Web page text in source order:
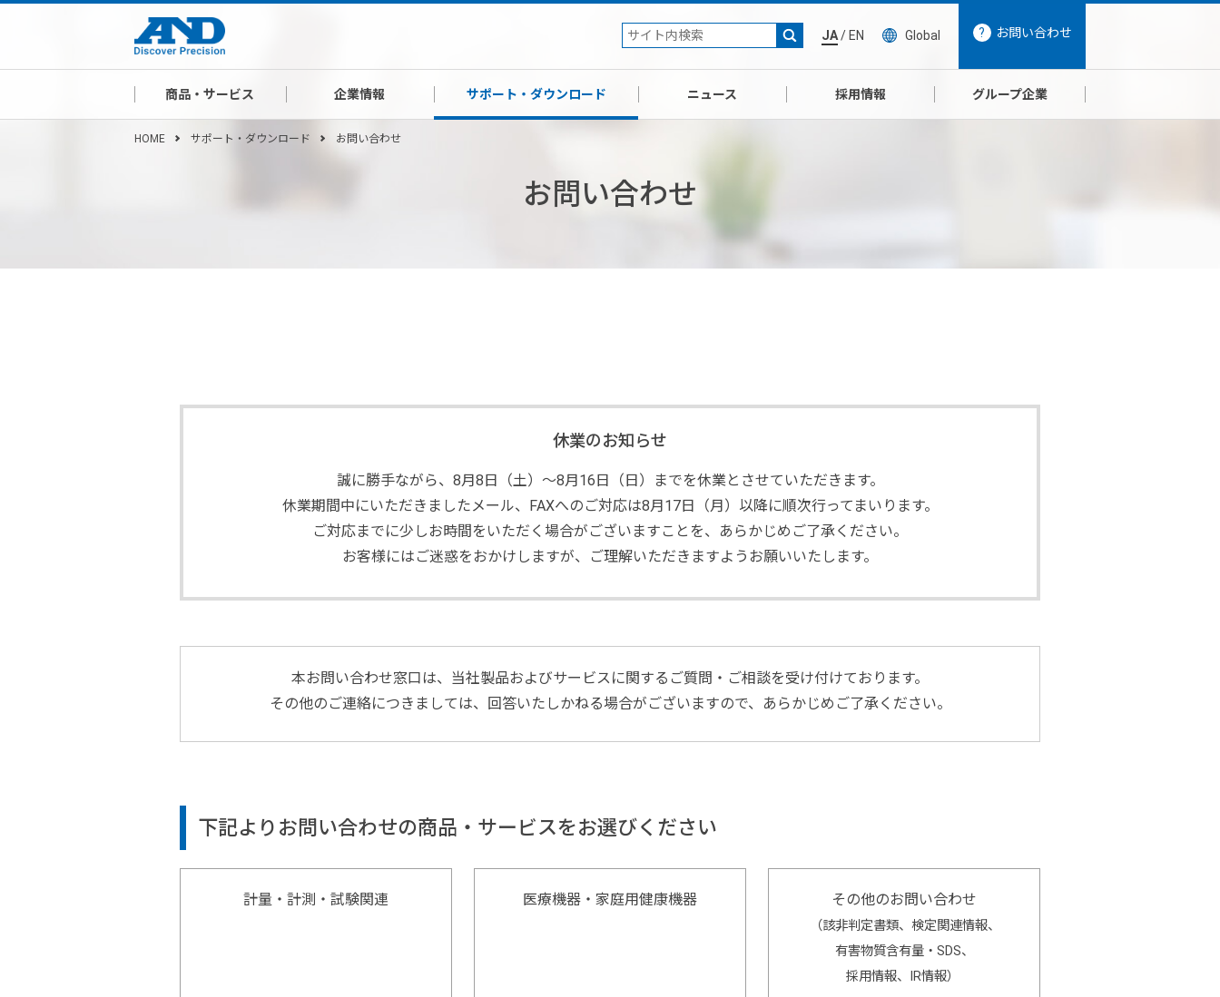
JA/ EN Global お問い合わせ
商品・サービス 企業情報 サポート・ダウンロード ニュース 採用情報 グループ企業
HOME サポート・ダウンロード お問い合わせ
お問い合わせ
休業のお知らせ
誠に勝手ながら、8月8日（土）～8月16日（日）までを休業とさせていただきます。
休業期間中にいただきましたメール、FAXへのご対応は8月17日（月）以降に順次行ってまいります。
ご対応までに少しお時間をいただく場合がございますことを、あらかじめご了承ください。
お客様にはご迷惑をおかけしますが、ご理解いただきますようお願いいたします。
本お問い合わせ窓口は、当社製品およびサービスに関するご質問・ご相談を受け付けております。
その他のご連絡につきましては、回答いたしかねる場合がございますので、あらかじめご了承ください。
下記よりお問い合わせの商品・サービスをお選びください
計量・計測・試験関連 医療機器・家庭用健康機器 その他のお問い合わせ
（該非判定書類、検定関連情報、
有害物質含有量・SDS、
採用情報、IR情報）